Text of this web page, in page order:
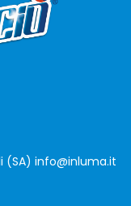
(SA) info@inluma.it